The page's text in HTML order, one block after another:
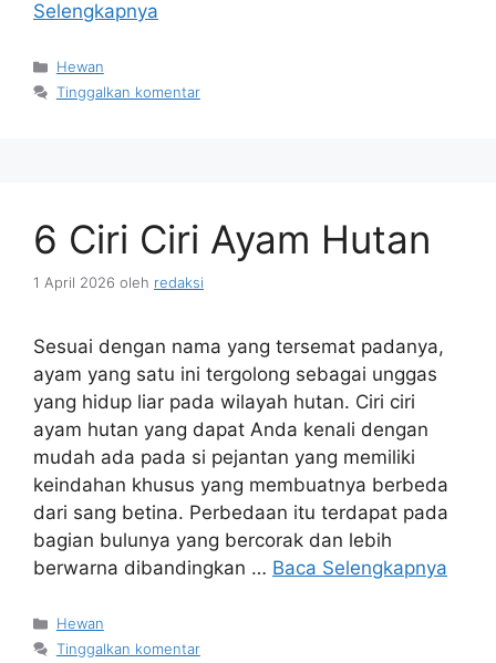
Selengkapnya
Kategori
Hewan
Tinggalkan komentar
6 Ciri Ciri Ayam Hutan
1 April 2026 oleh redaksi
Sesuai dengan nama yang tersemat padanya,
ayam yang satu ini tergolong sebagai unggas
yang hidup liar pada wilayah hutan. Ciri ciri
ayam hutan yang dapat Anda kenali dengan
mudah ada pada si pejantan yang memiliki
keindahan khusus yang membuatnya berbeda
dari sang betina. Perbedaan itu terdapat pada
bagian bulunya yang bercorak dan lebih
berwarna dibandingkan … Baca Selengkapnya
Kategori
Hewan
Tinggalkan komentar